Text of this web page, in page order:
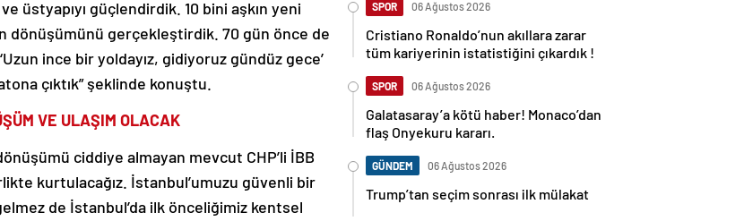
üstyapıyı güçlendirdik. 10 bini aşkın yeni
dönüşümünü gerçekleştirdik. 70 gün önce de
ince bir yoldayız, gidiyoruz gündüz gece’
çıktık” şeklinde konuştu.
VE ULAŞIM OLACAK
ciddiye almayan mevcut CHP’li İBB
kurtulacağız. İstanbul’umuzu güvenli bir
de İstanbul’da ilk önceliğimiz kentsel
SPOR 06 Ağustos 2026
Cristiano Ronaldo’nun akıllara zarar
tüm kariyerinin istatistiğini çıkardık !
SPOR 06 Ağustos 2026
Galatasaray’a kötü haber! Monaco’dan
flaş Onyekuru kararı.
GÜNDEM 06 Ağustos 2026
Trump’tan seçim sonrası ilk mülakat